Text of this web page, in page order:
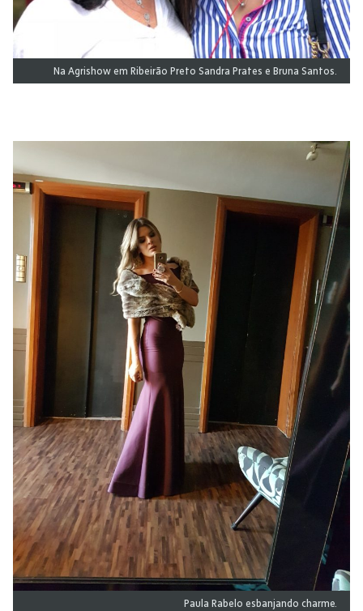
Na Agrishow em Ribeirão Preto Sandra Prates e Bruna Santos.
Paula Rabelo esbanjando charme.